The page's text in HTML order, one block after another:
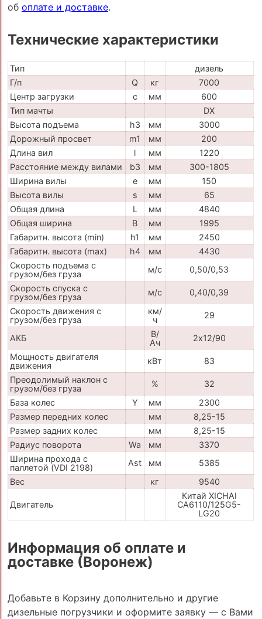
об оплате и доставке.
Технические характеристики
Тип
дизель
Г/п
Q кг
7000
Центр загрузки
c мм
600
Тип мачты
DX
Высота подъема
h3 мм
3000
Дорожный просвет
m1 мм
200
Длина вил
l мм
1220
Расстояние между вилами
b3 мм
300-1805
Ширина вилы
e мм
150
Высота вилы
s мм
65
Общая длина
L мм
4840
Общая ширина
B мм
1995
Габаритн. высота (min)
h1 мм
2450
Габаритн. высота (max)
h4 мм
4430
Скорость подъема с
грузом/без груза
м/с
0,50/0,53
Скорость спуска с
грузом/без груза
м/с
0,40/0,39
Скорость движения с
грузом/без груза
км/
ч
29
АКБ
В/
Ач
2х12/90
Мощность двигателя
движения
кВт
83
Преодолимый наклон с
грузом/без груза
%
32
База колес
Y мм
2300
Размер передних колес
мм
8,25-15
Размер задних колес
мм
8,25-15
Радиус поворота
Wa мм
3370
Ширина прохода с
паллетой (VDI 2198)
Ast мм
5385
Вес
кг 9540
Двигатель
Китай XICHAI
CA6110/125G5-
LG20
Информация об оплате и
доставке (Воронеж)
Добавьте в Корзину дополнительно и другие
дизельные погрузчики и оформите заявку — с Вами